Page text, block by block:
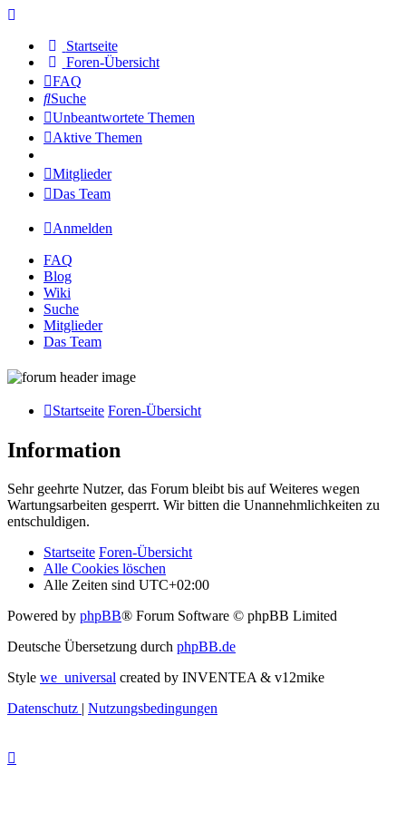
Startseite
Foren-Übersicht
FAQ
Suche
Unbeantwortete Themen
Aktive Themen
Mitglieder
Das Team
Anmelden
FAQ
Blog
Wiki
Suche
Mitglieder
Das Team
Startseite Foren-Übersicht
Information
Sehr geehrte Nutzer, das Forum bleibt bis auf Weiteres wegen
Wartungsarbeiten gesperrt. Wir bitten die Unannehmlichkeiten zu
entschuldigen.
Startseite Foren-Übersicht
Alle Cookies löschen
Alle Zeiten sind UTC+02:00
Powered by phpBB® Forum Software © phpBB Limited
Deutsche Übersetzung durch phpBB.de
Style we_universal created by INVENTEA & v12mike
Datenschutz | Nutzungsbedingungen